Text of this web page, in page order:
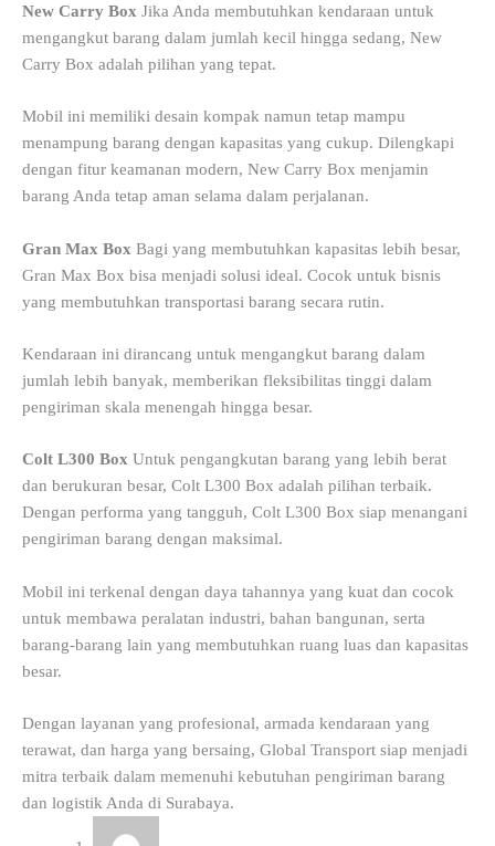
New Carry Box Jika Anda membutuhkan kendaraan untuk
mengangkut barang dalam jumlah kecil hingga sedang, New
Carry Box adalah pilihan yang tepat.
Mobil ini memiliki desain kompak namun tetap mampu
menampung barang dengan kapasitas yang cukup. Dilengkapi
dengan fitur keamanan modern, New Carry Box menjamin
barang Anda tetap aman selama dalam perjalanan.
Gran Max Box Bagi yang membutuhkan kapasitas lebih besar,
Gran Max Box bisa menjadi solusi ideal. Cocok untuk bisnis
yang membutuhkan transportasi barang secara rutin.
Kendaraan ini dirancang untuk mengangkut barang dalam
jumlah lebih banyak, memberikan fleksibilitas tinggi dalam
pengiriman skala menengah hingga besar.
Colt L300 Box Untuk pengangkutan barang yang lebih berat
dan berukuran besar, Colt L300 Box adalah pilihan terbaik.
Dengan performa yang tangguh, Colt L300 Box siap menangani
pengiriman barang dengan maksimal.
Mobil ini terkenal dengan daya tahannya yang kuat dan cocok
untuk membawa peralatan industri, bahan bangunan, serta
barang-barang lain yang membutuhkan ruang luas dan kapasitas
besar.
Dengan layanan yang profesional, armada kendaraan yang
terawat, dan harga yang bersaing, Global Transport siap menjadi
mitra terbaik dalam memenuhi kebutuhan pengiriman barang
dan logistik Anda di Surabaya.